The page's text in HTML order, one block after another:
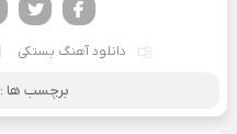
دانلود آهنگ بستکی
برچسب ها :